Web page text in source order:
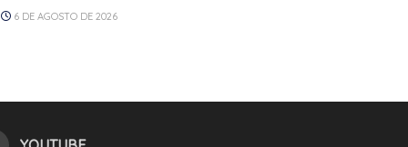
6 DE AGOSTO DE 2026